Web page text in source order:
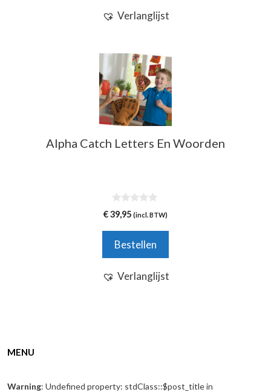
Verlanglijst
Alpha Catch Letters En Woorden
0
v
5
€39,95 (incl. BTW)
Bestellen
Verlanglijst
MENU
Warning: Undefined property: stdClass::$post_title in